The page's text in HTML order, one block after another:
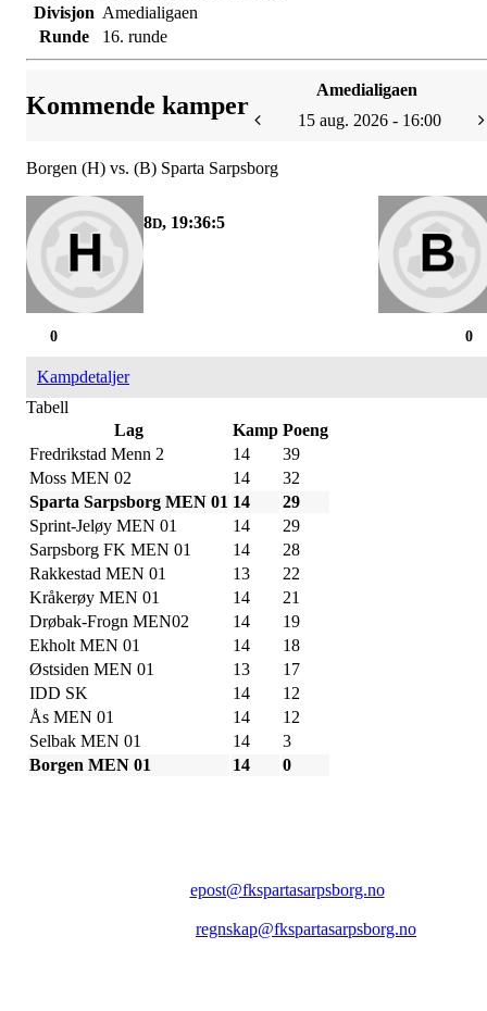
Divisjon Amedialigaen
Runde
16. runde
Kommende kamper
Amedialigaen
15 aug. 2026 - 16:00
Borgen (H) vs. (B) Sparta Sarpsborg
8D, 19:36:5
0
0
Kampdetaljer
Tabell
Lag
Kamp Poeng
Fredrikstad Menn 2
14
39
Moss MEN 02
14
32
Sparta Sarpsborg MEN 01 14
29
Sprint-Jeløy MEN 01
14
29
Sarpsborg FK MEN 01
14
28
Rakkestad MEN 01
13
22
Kråkerøy MEN 01
14
21
Drøbak-Frogn MEN02
14
19
Ekholt MEN 01
14
18
Østsiden MEN 01
13
17
IDD SK
14
12
Ås MEN 01
14
12
Selbak MEN 01
14
3
Borgen MEN 01
14 0
epost@fkspartasarpsborg.no
regnskap@fkspartasarpsborg.no